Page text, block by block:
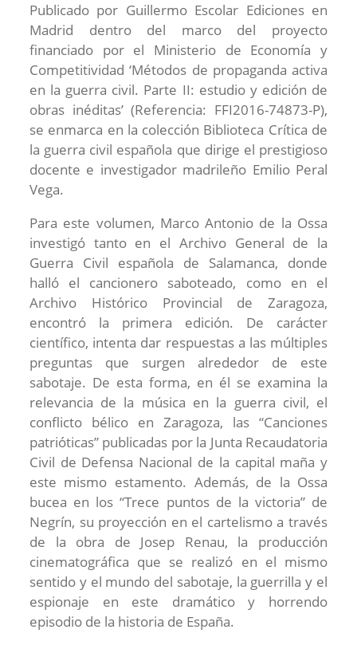
Publicado por Guillermo Escolar Ediciones en
Madrid dentro del marco del proyecto
financiado por el Ministerio de Economía y
Competitividad ‘Métodos de propaganda activa
en la guerra civil. Parte II: estudio y edición de
obras inéditas’ (Referencia: FFI2016-74873-P),
se enmarca en la colección Biblioteca Crítica de
la guerra civil española que dirige el prestigioso
docente e investigador madrileño Emilio Peral
Vega.
Para este volumen, Marco Antonio de la Ossa
investigó tanto en el Archivo General de la
Guerra Civil española de Salamanca, donde
halló el cancionero saboteado, como en el
Archivo Histórico Provincial de Zaragoza,
encontró la primera edición. De carácter
científico, intenta dar respuestas a las múltiples
preguntas que surgen alrededor de este
sabotaje. De esta forma, en él se examina la
relevancia de la música en la guerra civil, el
conflicto bélico en Zaragoza, las “Canciones
patrióticas” publicadas por la Junta Recaudatoria
Civil de Defensa Nacional de la capital maña y
este mismo estamento. Además, de la Ossa
bucea en los “Trece puntos de la victoria” de
Negrín, su proyección en el cartelismo a través
de la obra de Josep Renau, la producción
cinematográfica que se realizó en el mismo
sentido y el mundo del sabotaje, la guerrilla y el
espionaje en este dramático y horrendo
episodio de la historia de España.